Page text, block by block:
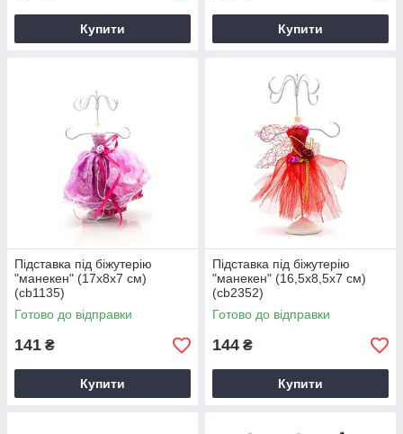
Купити Купити
Підставка під біжутерію
"манекен" (17х8х7 см)
(cb1135)
Готово до відправки
141 ₴
Купити
Підставка під біжутерію
"манекен" (16,5х8,5х7 см)
(cb2352)
Готово до відправки
144 ₴
Купити